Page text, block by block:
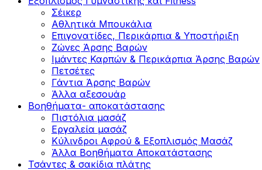
Σέικερ
Αθλητικά Μπουκάλια
Επιγονατίδες, Περικάρπια & Υποστήριξη
Ζώνες Άρσης Βαρών
Ιμάντες Καρπών & Περικάρπια Άρσης Βαρών
Πετσέτες
Γάντια Άρσης Βαρών
Άλλα αξεσουάρ
Βοηθήματα- αποκατάστασης
Πιστόλια μασάζ
Εργαλεία μασάζ
Κύλινδροι Αφρού & Εξοπλισμός Μασάζ
Άλλα Βοηθήματα Αποκατάστασης
Τσάντες & σακίδια πλάτης